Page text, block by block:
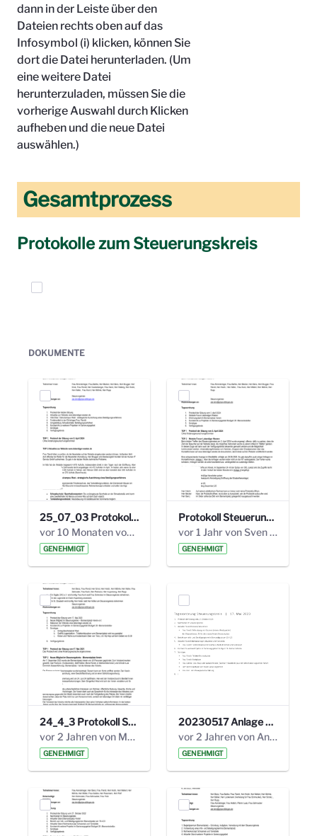
dann in der Leiste über den
Dateien rechts oben auf das
Infosymbol (i) klicken, können Sie
dort die Datei herunterladen. (Um
eine weitere Datei
herunterzuladen, müssen Sie die
vorherige Auswahl durch Klicken
aufheben und die neue Datei
auswählen.)
Gesamtprozess
Protokolle zum Steuerungskreis
Elemente auswählen
DOKUMENTE
25_07_03 Protokoll Steuerungskreis.pdf
vor 10 Monaten von Alexander Orlowski
GENEHMIGT
Protokoll Steuerungskreis_06.02.2025 .pdf
vor 1 Jahr von Sven Hitzler
GENEHMIGT
24_4_3 Protokoll Steuerungskreis.pdf
vor 2 Jahren von Marcel Eckert
GENEHMIGT
20230517 Anlage 1_35. Steuerungskreis.pdf
vor 2 Jahren von Anni Schlumberger
GENEHMIGT